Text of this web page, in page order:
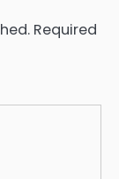
Required